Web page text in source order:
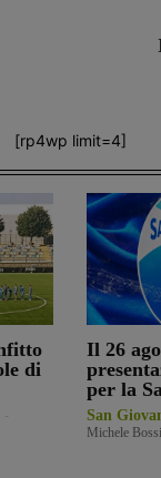
[rp4wp limit=4]
di
Il 26
per la
San
Michele